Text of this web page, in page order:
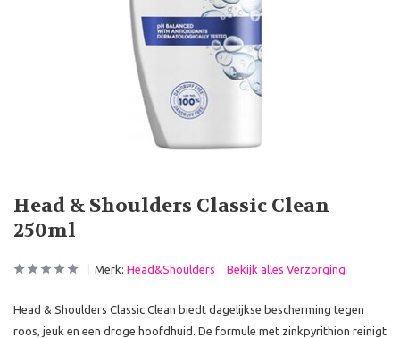
Head & Shoulders Classic Clean
250ml
Merk: Head&Shoulders Bekijk alles Verzorging
Head & Shoulders Classic Clean biedt dagelijkse bescherming tegen
roos, jeuk en een droge hoofdhuid. De formule met zinkpyrithion reinigt